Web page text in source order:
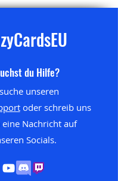
du Hilfe?
unseren
oder schreib uns
Nachricht auf
Socials.